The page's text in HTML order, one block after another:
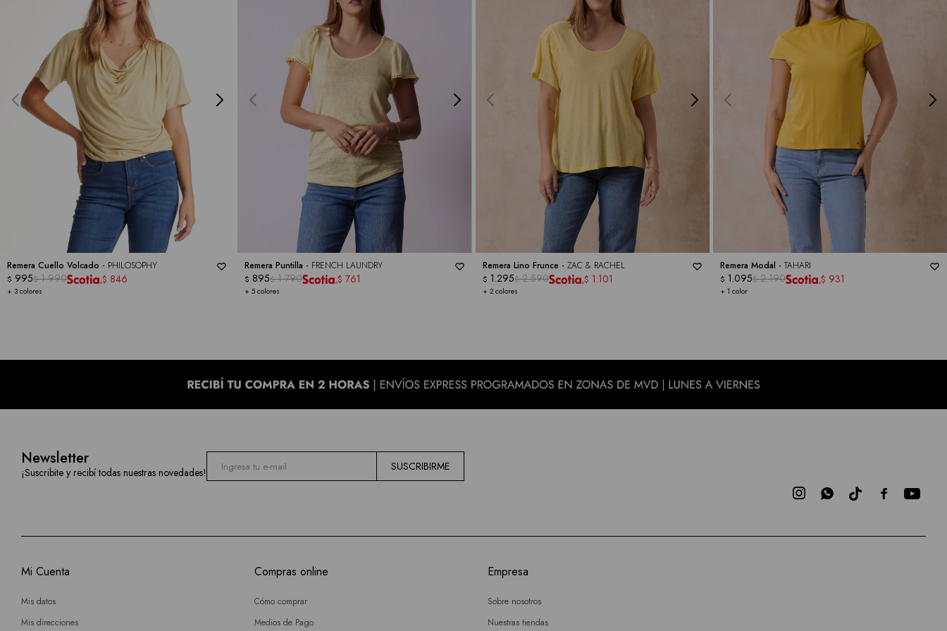
Remera Cuello Volcado - PHILOSOPHY
+ 3 colores
$ 995$ 1.990 $ 846
Remera Puntilla - FRENCH LAUNDRY
+ 5 colores
$ 895$ 1.790 $ 761
Remera Lino Frunce - ZAC & RACHEL
+ 2 colores
$ 1.295$ 2.590 $ 1.101
Remera Modal - TAHARI
+ 1 color
$ 1.095$ 2.190 $ 931
Newsletter
¡Suscribite y recibí todas nuestras novedades! SUSCRIBIRME

 
Mi Cuenta
Mis datos
Mis direcciones
Compras online
Cómo comprar
Medios de Pago
Empresa
Sobre nosotros
Nuestras tiendas